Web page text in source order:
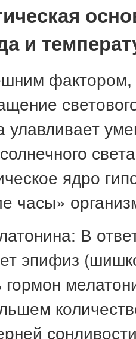
и
улавливает
ядро
часы»
В
эпифиз
гормон